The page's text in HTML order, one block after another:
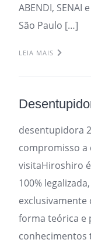
ABENDI,
São Paulo […]
LEIA MAIS
desentupidora
compromisso
visitaHiroshiro
100%
exclusivamente
forma teórica e
conhecimentos